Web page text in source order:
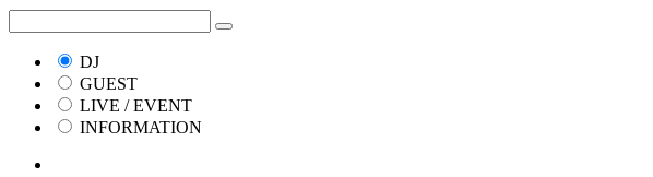
DJ
GUEST
LIVE / EVENT
INFORMATION